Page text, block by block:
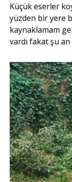
Küçük eserler
yüzden bir yere
kaynaklamam
vardı fakat şu